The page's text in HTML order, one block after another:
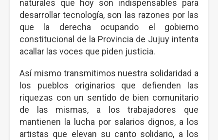
naturales que hoy son indispensables para
desarrollar tecnología, son las razones por las
que la derecha ocupando el gobierno
constitucional de la Provincia de Jujuy intenta
acallar las voces que piden justicia.
Así mismo transmitimos nuestra solidaridad a
los pueblos originarios que defienden las
riquezas con un sentido de bien comunitario
de las mismas, a los trabajadores que
mantienen la lucha por salarios dignos, a los
artistas que elevan su canto solidario, a los